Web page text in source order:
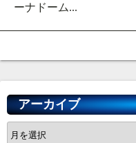
ーナドーム...
アーカイブ
ア